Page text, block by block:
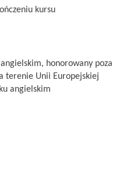
kursu
honorowany poza
terenie Unii Europejskiej
angielskim